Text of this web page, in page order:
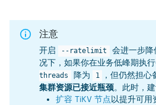
注意
开启 --ratelimit
会进一步降
况下，如果你在业务低峰期执
threads
降为 1
，但仍然担
集群资源已接近瓶颈。此时，
扩容 TiKV 节点以提升可用